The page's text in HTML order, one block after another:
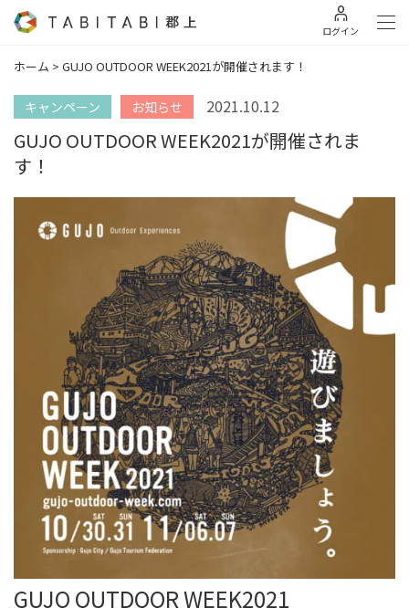
ログイン
ホーム > GUJO OUTDOOR WEEK2021が開催されます！
キャンペーン お知らせ 2021.10.12
GUJO OUTDOOR WEEK2021が開催されま
す！
GUJO OUTDOOR WEEK2021